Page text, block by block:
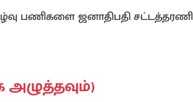
பணிகளை ஜனாதிபதி சட்டத்தரணி